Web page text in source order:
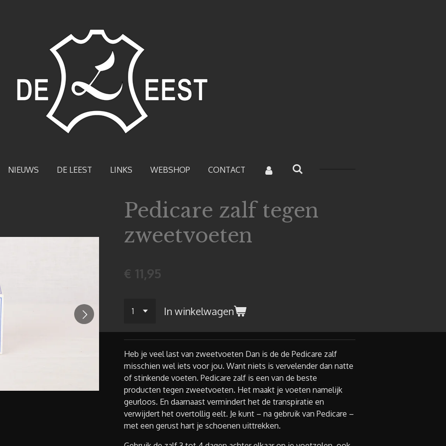
NIEUWS DE LEEST LINKS WEBSHOP CONTACT
Pedicare zalf tegen
zweetvoeten
€ 11,95
In winkelwagen
Heb je veel last van zweetvoeten Dan is de de Pedicare zalf
misschien wel iets voor jou. Want niets is vervelender dan natte
of stinkende voeten. Pedicare zalf is een van de beste
producten tegen zweetvoeten. Het maakt je voeten namelijk
geurloos. En daarnaast vermindert het de transpiratie en
verwijdert het overtollig eelt. Je kunt – na gebruik van Pedicare –
met een gerust hart je schoenen uittrekken.